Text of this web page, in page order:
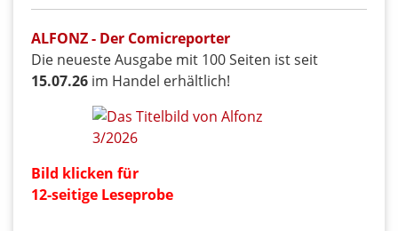
ALFONZ - Der Comicreporter
Die neueste Ausgabe mit 100 Seiten ist seit
15.07.26 im Handel erhältlich!
Bild klicken für
12-seitige Leseprobe